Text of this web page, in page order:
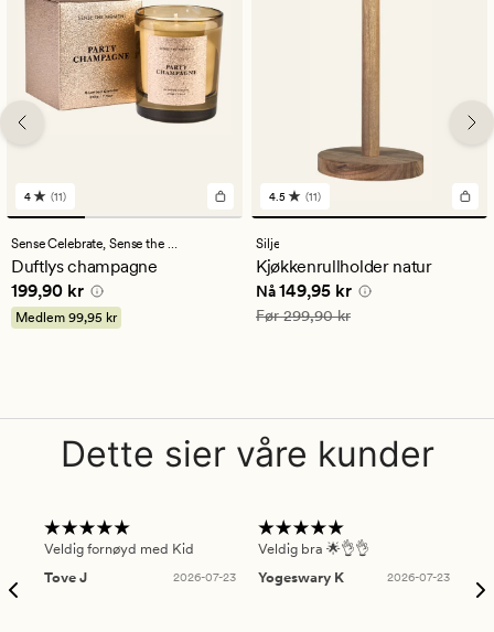
11
anmeldelser
med
en
gjennomsnittlig
vurdering
på
4
4 (11)
Sense Celebrate, Sense the Moment
Duftlys champagne
Pris 199,90 kr
199,90 kr
Medlem 99,95 kr
11
anmeldelser
med
en
gjennomsnittlig
vurdering
på
4.5
4.5 (11)
Silje
Kjøkkenrullholder natur
Nåværende pris
Nå149,95 kr
Vanlig pris 299,90 kr
Før299,90 kr
Dette sier våre kunder
Veldig fornøyd med Kid
Tove J
2026-07-23
Veldig bra 🌟👌👌
Yogeswary K
2026-07-23